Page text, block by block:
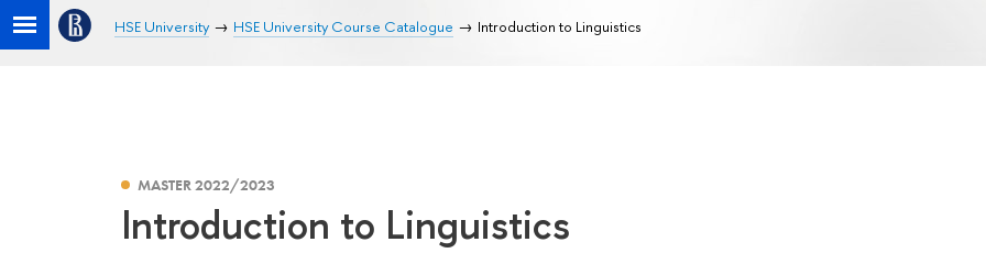
HSE University HSE University Course Catalogue Introduction to Linguistics
MASTER 2022/2023
Introduction to Linguistics